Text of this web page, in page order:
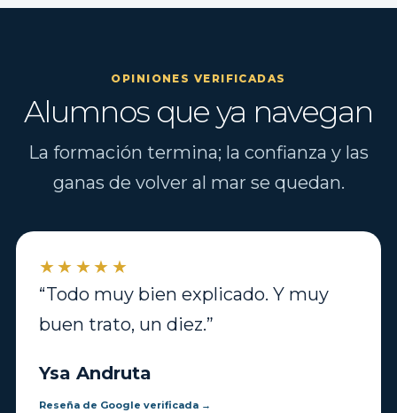
OPINIONES VERIFICADAS
Alumnos que ya navegan
La formación termina; la confianza y las
ganas de volver al mar se quedan.
★★★★★
“Todo muy bien explicado. Y muy
buen trato, un diez.”
Ysa Andruta
Reseña de Google verificada →